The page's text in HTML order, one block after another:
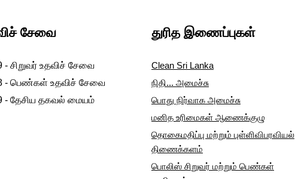
சேவை
- சிறுவர் உதவிச் சேவை
- பெண்கள் உதவிச் சேவை
- தேசிய தகவல் மையம்
துரித இணைப்புகள்
Clean Sri Lanka
நிதி... அமைச்சு
பொது நிர்வாக அமைச்சு
மனித உரிமைகள் ஆணைக்குழு
தொகைமதிப்பு மற்றும் புள்ளிவிபரவியல்
திணைக்களம்
பொலிஸ் சிறுவர் மற்றும் பெண்கள்